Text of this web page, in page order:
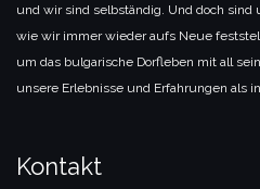
und wir sind selbständig. Und doch sind
wie wir immer wieder aufs Neue
um das bulgarische Dorfleben mit all
unsere Erlebnisse und Erfahrungen als
Kontakt